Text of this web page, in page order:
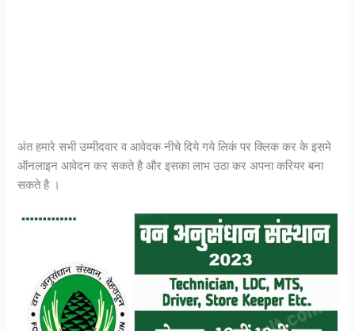
अंत हमारे सभी उम्मीदवार व आवेदक नीचे दिये गये लिकं पर क्लिक कर के इसमे
ऑनलाइन आवेदन कर सकते है और इसका लाभ उठा कर अपना करियर बना
सकते है ।